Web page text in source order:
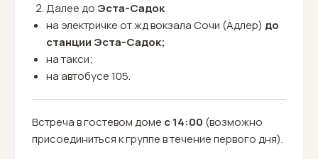
Далее до Эста-Садок
на электричке от жд вокзала Сочи (Адлер) до
станции Эста-Садок;
на такси;
на автобусе 105.
Встреча в гостевом доме с 14:00 (возможно
присоединиться к группе в течение первого дня).